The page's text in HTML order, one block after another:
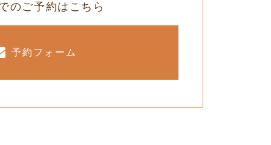
のご予約はこちら
予約フォーム